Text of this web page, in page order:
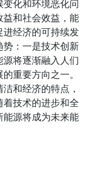
化和环境恶化问
和社会效益，能
经济的可持续发
势：一是技术创新
将逐渐融入人们
重要方向之一。
和经济的特点，
技术的进步和全
源将成为未来能